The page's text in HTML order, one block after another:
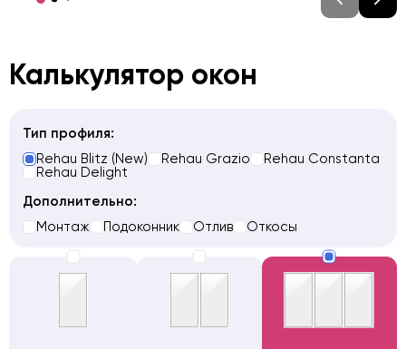
Калькулятор окон
Тип профиля:
Rehau Blitz (New)
Rehau Grazio
Rehau Constanta
Rehau Delight
Дополнительно:
Монтаж
Подоконник Отлив Откосы